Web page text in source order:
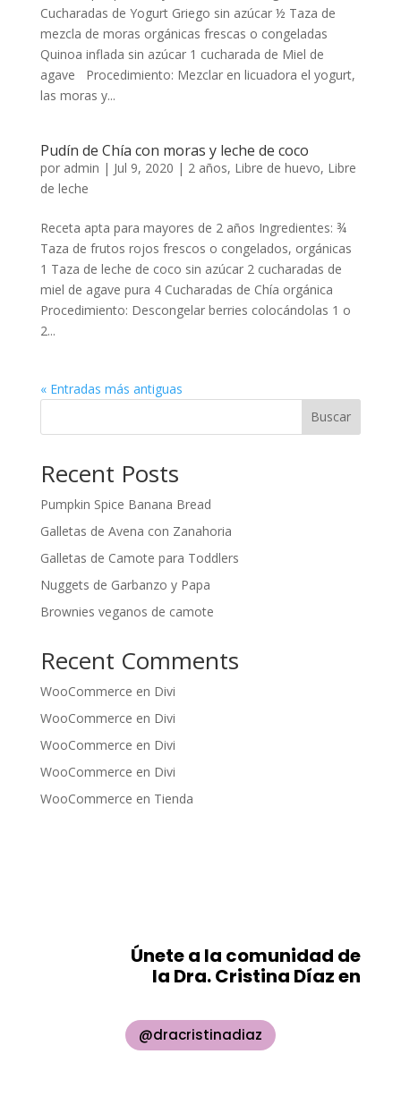
Cucharadas de Yogurt Griego sin azúcar ½ Taza de
mezcla de moras orgánicas frescas o congeladas
Quinoa inflada sin azúcar 1 cucharada de Miel de
agave Procedimiento: Mezclar en licuadora el yogurt,
las moras y...
Pudín de Chía con moras y leche de coco
por admin | Jul 9, 2020 | 2 años, Libre de huevo, Libre
de leche
Receta apta para mayores de 2 años Ingredientes: ¾
Taza de frutos rojos frescos o congelados, orgánicas
1 Taza de leche de coco sin azúcar 2 cucharadas de
miel de agave pura 4 Cucharadas de Chía orgánica
Procedimiento: Descongelar berries colocándolas 1 o
2...
« Entradas más antiguas
Buscar
Recent Posts
Pumpkin Spice Banana Bread
Galletas de Avena con Zanahoria
Galletas de Camote para Toddlers
Nuggets de Garbanzo y Papa
Brownies veganos de camote
Recent Comments
WooCommerce en Divi
WooCommerce en Divi
WooCommerce en Divi
WooCommerce en Divi
WooCommerce en Tienda
Únete a la comunidad de
la Dra. Cristina Díaz en
@dracristinadiaz